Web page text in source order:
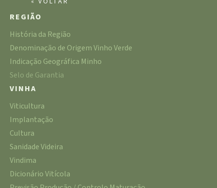
REGIÃO
História da Região
Denominação de Origem Vinho Verde
Indicação Geográfica Minho
Selo de Garantia
VINHA
Viticultura
Implantação
Cultura
Sanidade Videira
Vindima
Dicionário Vitícola